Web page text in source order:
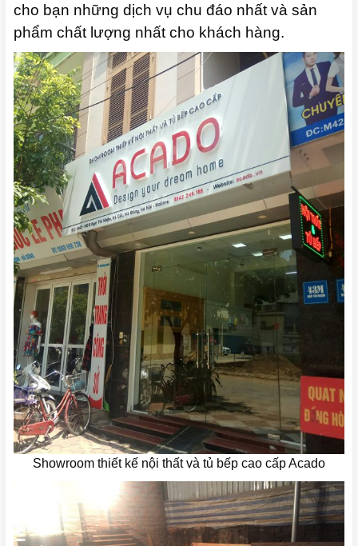
cho bạn những dịch vụ chu đáo nhất và sản
phẩm chất lượng nhất cho khách hàng.
Showroom thiết kế nội thất và tủ bếp cao cấp Acado